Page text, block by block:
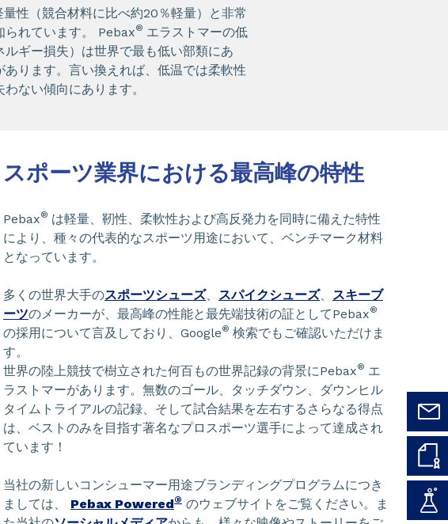
性（競合材料に比べ約20％軽量）と非常
られています。 Pebax® エラストマーの低
ギー損失）は世界で最も低い部類にあ
ります。言い換えれば、低温では柔軟性
ない傾向にあります。
スポーツ業界における最高峰の特性
Pebax® は軽量、靭性、柔軟性および高反発力を同時に備えた特性
により、種々の代表的なスポーツ用途において、ベンチマーク材料
となっています。
多くの世界大手のスポーツシューズ、 スパイクシューズ、
スキーブ
ーツのメーカーが、最高峰の性能と最先端技術の証としてPebax®
の採用について言及しており、Google® 検索でもご確認いただけま
す。
世界の陸上競技で樹立された何百もの世界記録の背景にPebax® エ
ラストマーがあります。無数のゴール、タッチダウン、ダウンヒル
タイムトライアルの記録、そして試合結果を左右するさらなる得点
は、ベストのみを目指す著名なプロスポーツ選手によって達成され
ています！
当社の新しいコンシューマー用途ブランディングプログラムにつき
ましては、 Pebax Powered® のウェブサイトをご覧ください。ま